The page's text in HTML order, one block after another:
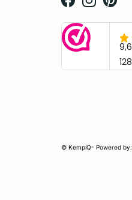
© KempíQ- Powered by: